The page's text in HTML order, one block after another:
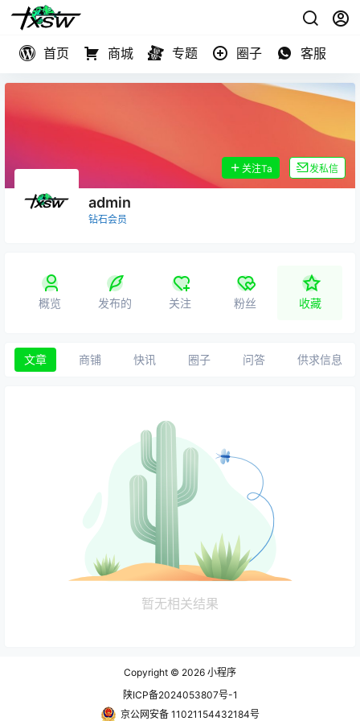
首页 商城 专题 圈子 客服
admin
钻石会员
关注Ta 发私信
概览 发布的 关注 粉丝 收藏
文章 商铺 快讯 圈子 问答 供求信息
暂无相关结果
Copyright © 2026 小程序
陕ICP备2024053807号-1
京公网安备 11021154432184号